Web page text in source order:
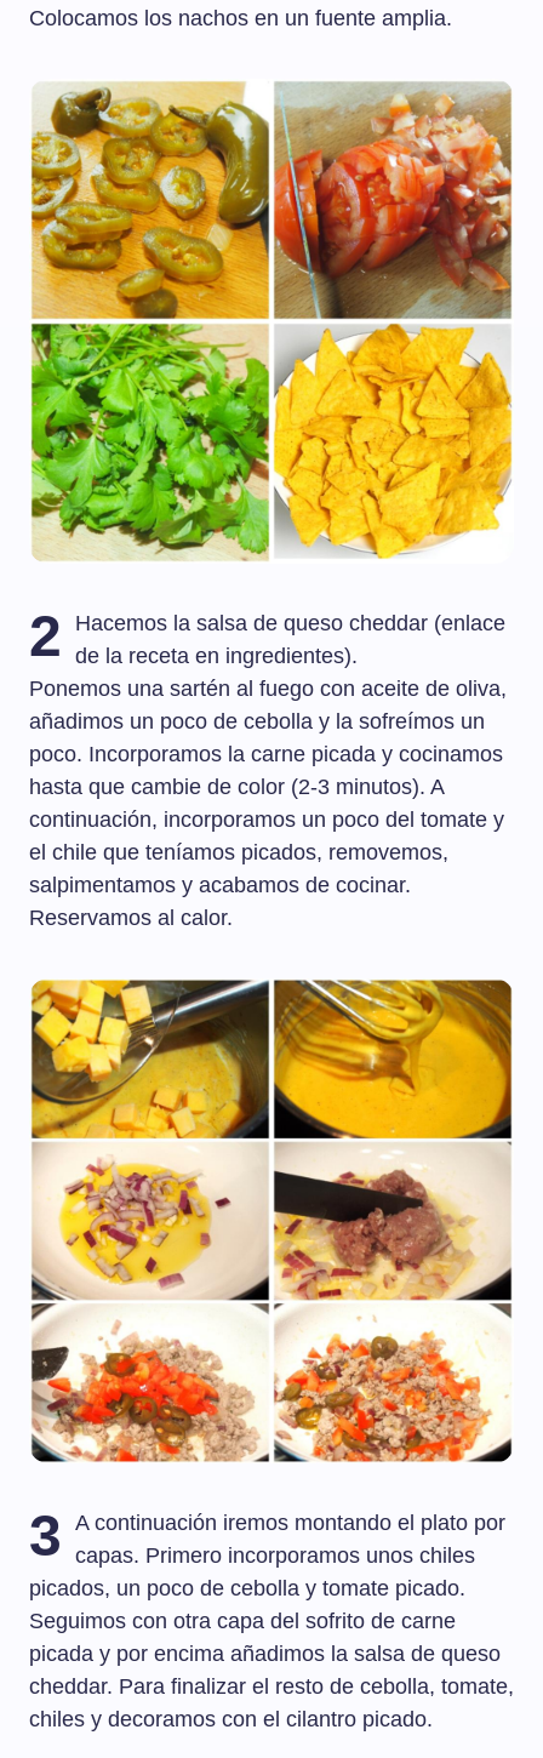
Colocamos los nachos en un fuente amplia.
2
Hacemos la salsa de queso cheddar (enlace
de la receta en ingredientes).
Ponemos una sartén al fuego con aceite de oliva,
añadimos un poco de cebolla y la sofreímos un
poco. Incorporamos la carne picada y cocinamos
hasta que cambie de color (2-3 minutos). A
continuación, incorporamos un poco del tomate y
el chile que teníamos picados, removemos,
salpimentamos y acabamos de cocinar.
Reservamos al calor.
3
A continuación iremos montando el plato por
capas. Primero incorporamos unos chiles
picados, un poco de cebolla y tomate picado.
Seguimos con otra capa del sofrito de carne
picada y por encima añadimos la salsa de queso
cheddar. Para finalizar el resto de cebolla, tomate,
chiles y decoramos con el cilantro picado.